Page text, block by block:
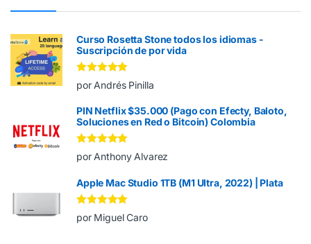
Curso Rosetta Stone todos los idiomas -
Suscripción de por vida
Valorado en
5
de 5
por Andrés Pinilla
PIN Netflix $35.000 (Pago con Efecty, Baloto,
Soluciones en Red o Bitcoin) Colombia
Valorado en5
de 5
por Anthony Alvarez
Apple Mac Studio 1TB (M1 Ultra, 2022) | Plata
Valorado en 5
de 5
por Miguel Caro